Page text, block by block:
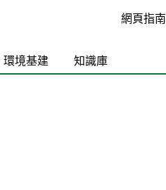
Body
網頁指南
環境基建 知識庫